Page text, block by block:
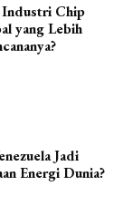
Chip
yang Lebih
Jadi
Energi Dunia?